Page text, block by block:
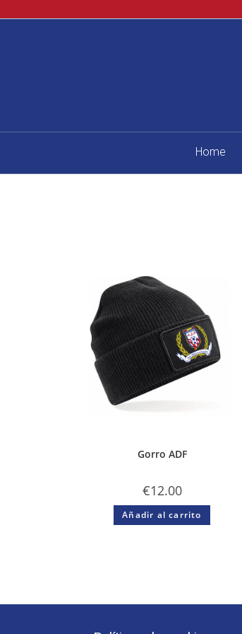
Home
Gorro ADF
€12.00
Añadir al carrito